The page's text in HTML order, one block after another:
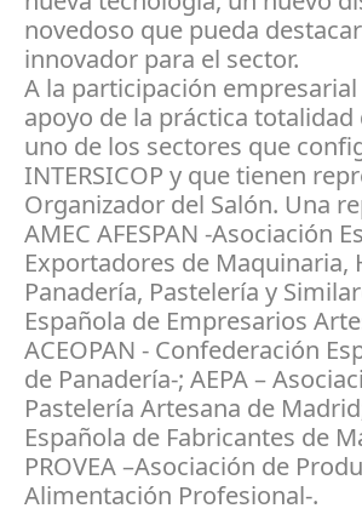
novedoso que pueda
innovador para el sector.
A la participación
apoyo de la práctica
uno de los sectores que
INTERSICOP y que tienen
Organizador del Salón. Una
AMEC AFESPAN -Asociación
Exportadores de Maquinaria,
Panadería, Pastelería y
Española de Empresarios
ACEOPAN - Confederación
de Panadería-; AEPA –
Pastelería Artesana de
Española de Fabricantes de
PROVEA –Asociación de
Alimentación Profesional-.